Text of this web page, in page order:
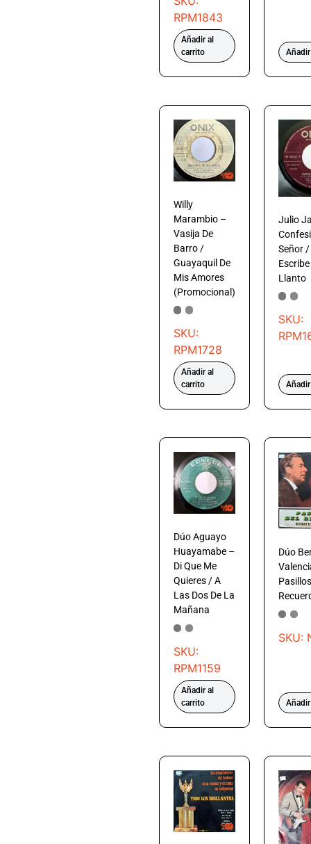
RPM1843
Añadir al
carrito
Willy
Marambio –
Vasija De
Barro /
Guayaquil De
Mis Amores
(Promocional)
SKU:
RPM1728
Añadir al
carrito
Julio
Señor /
Llanto
SKU:
Dúo Aguayo
Huayamabe –
Di Que Me
Quieres / A
Las Dos De La
Mañana
SKU:
RPM1159
Añadir al
carrito
Dúo
SKU: